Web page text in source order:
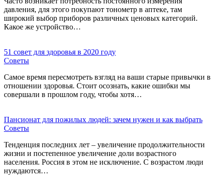
давления, для этого покупают тонометр в аптеке, там
широкий выбор приборов различных ценовых категорий.
Какое же устройство…
51 совет для здоровья в 2020 году
Советы
Самое время пересмотреть взгляд на ваши старые привычки в
отношении здоровья. Стоит осознать, какие ошибки мы
совершали в прошлом году, чтобы хотя…
Пансионат для пожилых людей: зачем нужен и как выбрать
Советы
Тенденция последних лет – увеличение продолжительности
жизни и постепенное увеличение доли возрастного
населения. Россия в этом не исключение. С возрастом люди
нуждаются…